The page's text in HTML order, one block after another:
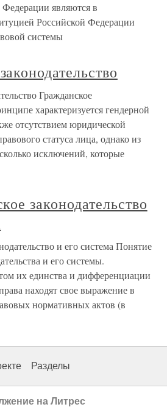
являются в
Российской Федерации
системы
Гражданское
характеризуется гендерной
отсутствием юридической
статуса лица, однако из
исключений, которые
законодательство
и его система Понятие
и его системы.
их единства и дифференциации
находят свое выражение в
нормативных актов (в
Разделы
на Литрес